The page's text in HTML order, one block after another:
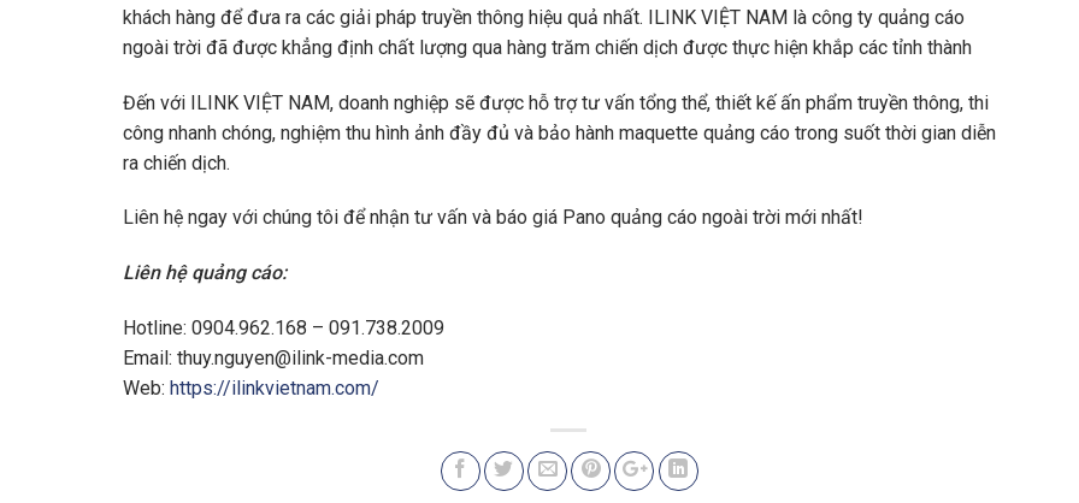
khách hàng để đưa ra các giải pháp truyền thông hiệu quả nhất. ILINK VIỆT NAM là công ty quảng cáo
ngoài trời đã được khẳng định chất lượng qua hàng trăm chiến dịch được thực hiện khắp các tỉnh thành
Đến với ILINK VIỆT NAM, doanh nghiệp sẽ được hỗ trợ tư vấn tổng thể, thiết kế ấn phẩm truyền thông, thi
công nhanh chóng, nghiệm thu hình ảnh đầy đủ và bảo hành maquette quảng cáo trong suốt thời gian diễn
ra chiến dịch.
Liên hệ ngay với chúng tôi để nhận tư vấn và báo giá Pano quảng cáo ngoài trời mới nhất!
Liên hệ quảng cáo:
Hotline: 0904.962.168 – 091.738.2009
Email: thuy.nguyen@ilink-media.com
Web: https://ilinkvietnam.com/